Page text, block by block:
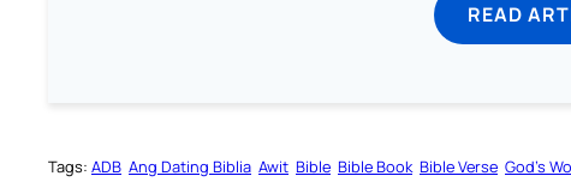
READ
Tags: ADB Ang Dating Biblia Awit Bible Bible Book Bible Verse God’s